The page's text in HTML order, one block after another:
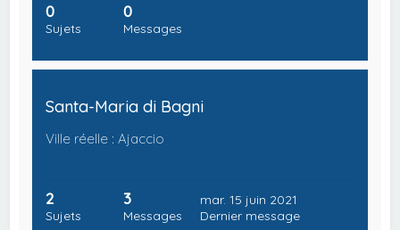
0
Sujets
0
Messages
Santa-Maria di Bagni
Ville réelle : Ajaccio
2
Sujets
3
Messages
mar. 15 juin 2021
Dernier message